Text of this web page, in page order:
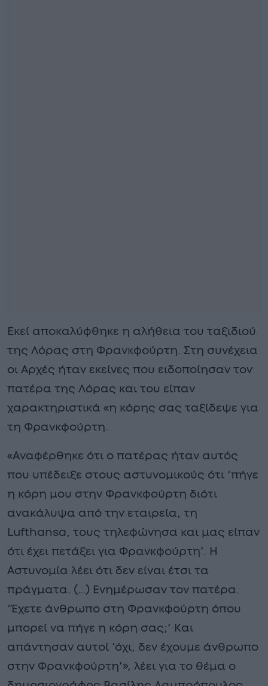
Εκεί αποκαλύφθηκε η αλήθεια του ταξιδιού
της Λόρας στη Φρανκφούρτη. Στη συνέχεια
οι Αρχές ήταν εκείνες που ειδοποίησαν τον
πατέρα της Λόρας και του είπαν
χαρακτηριστικά «η κόρης σας ταξίδεψε για
τη Φρανκφούρτη.
«Αναφέρθηκε ότι ο πατέρας ήταν αυτός
που υπέδειξε στους αστυνομικούς ότι ‘πήγε
η κόρη μου στην Φρανκφούρτη διότι
ανακάλυψα από την εταιρεία, τη
Lufthansa, τους τηλεφώνησα και μας είπαν
ότι έχει πετάξει για Φρανκφούρτη’. Η
Αστυνομία λέει ότι δεν είναι έτσι τα
πράγματα. (…) Ενημέρωσαν τον πατέρα.
‘Έχετε άνθρωπο στη Φρανκφούρτη όπου
μπορεί να πήγε η κόρη σας;’ Και
απάντησαν αυτοί ‘όχι, δεν έχουμε άνθρωπο
στην Φρανκφούρτη’», λέει για το θέμα ο